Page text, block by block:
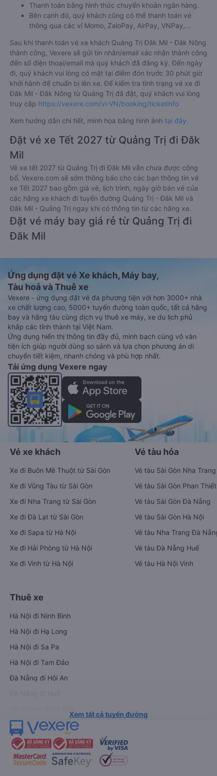
Thanh toán bằng hình thức chuyển khoản ngân hàng.
Bên cạnh đó, quý khách cũng có thể thanh toán vé
thông qua các ví Momo, ZaloPay, AirPay, VNPay,…
Sau khi thanh toán vé xe khách Quảng Trị Đăk Mil - Đắk Nông
thành công, Vexere sẽ gửi tin nhắn/email xác nhận thành công
đến số điện thoại/email mà quý khách đã đăng ký. Đến ngày
đi, quý khách vui lòng có mặt tại điểm đón trước 30 phút giờ
khởi hành để chuẩn bị lên xe. Để kiểm tra tình trạng vé xe đi
Đăk Mil - Đắk Nông từ Quảng Trị đã đặt, quý khách vui lòng
truy cập https://vexere.com/vi-VN/booking/ticketinfo
Xem hướng dẫn chi tiết, minh họa bằng hình ảnh tại đây.
Đặt vé xe Tết 2027 từ Quảng Trị đi Đăk
Mil
Vé xe tết 2027 từ Quảng Trị đi Đăk Mil vẫn chưa được công
bố. Vexere.com sẽ sớm thông báo cho các bạn thông tin vé
xe Tết 2027 bao gồm giá vé, lịch trình, ngày giờ bán vé của
các hãng xe khách đi tuyến đường Quảng Trị - Đăk Mil và
Đăk Mil - Quảng Trị ngay khi có thông tin từ các hãng xe.
Đặt vé máy bay giá rẻ từ Quảng Trị đi
Đăk Mil
Ứng dụng đặt vé Xe khách, Máy bay,
Tàu hoả và Thuê xe
Vexere - ứng dụng đặt vé đa phương tiện với hơn 3000+ nhà
xe chất lượng cao, 5000+ tuyến đường toàn quốc, tất cả hãng
bay và hãng tàu cùng dịch vụ thuê xe máy, xe du lịch phủ
khắp các tỉnh thành tại Việt Nam.
Ứng dụng hiển thị thông tin đầy đủ, minh bạch cùng vô vàn
tiện ích giúp người dùng so sánh và lựa chọn phương án di
chuyển tiết kiệm, nhanh chóng và phù hợp nhất.
Tải ứng dụng Vexere ngay
Vé xe khách
Xe đi Buôn Mê Thuột từ Sài Gòn
Xe đi Vũng Tàu từ Sài Gòn
Xe đi Nha Trang từ Sài Gòn
Xe đi Đà Lạt từ Sài Gòn
Xe đi Sapa từ Hà Nội
Xe đi Hải Phòng từ Hà Nội
Xe đi Vinh từ Hà Nội
Vé tàu hỏa
Vé tàu Sài Gòn Nha Trang
Vé tàu Sài Gòn Phan Thiết
Vé tàu Sài Gòn Đà Nẵng
Vé tàu Sài Gòn Hà Nội
Vé tàu Nha Trang Đà
Vé tàu Đà Nẵng Huế
Vé tàu Hà Nội Vinh
Thuê xe
Hà Nội đi Ninh Bình
Hà Nội đi Hạ Long
Hà Nội đi Sa Pa
Hà Nội đi Tam Đảo
Đà Nẵng đi Hội An
Xem tất cả tuyến đường